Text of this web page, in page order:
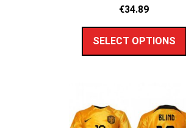
€34.89
SELECT OPTIONS